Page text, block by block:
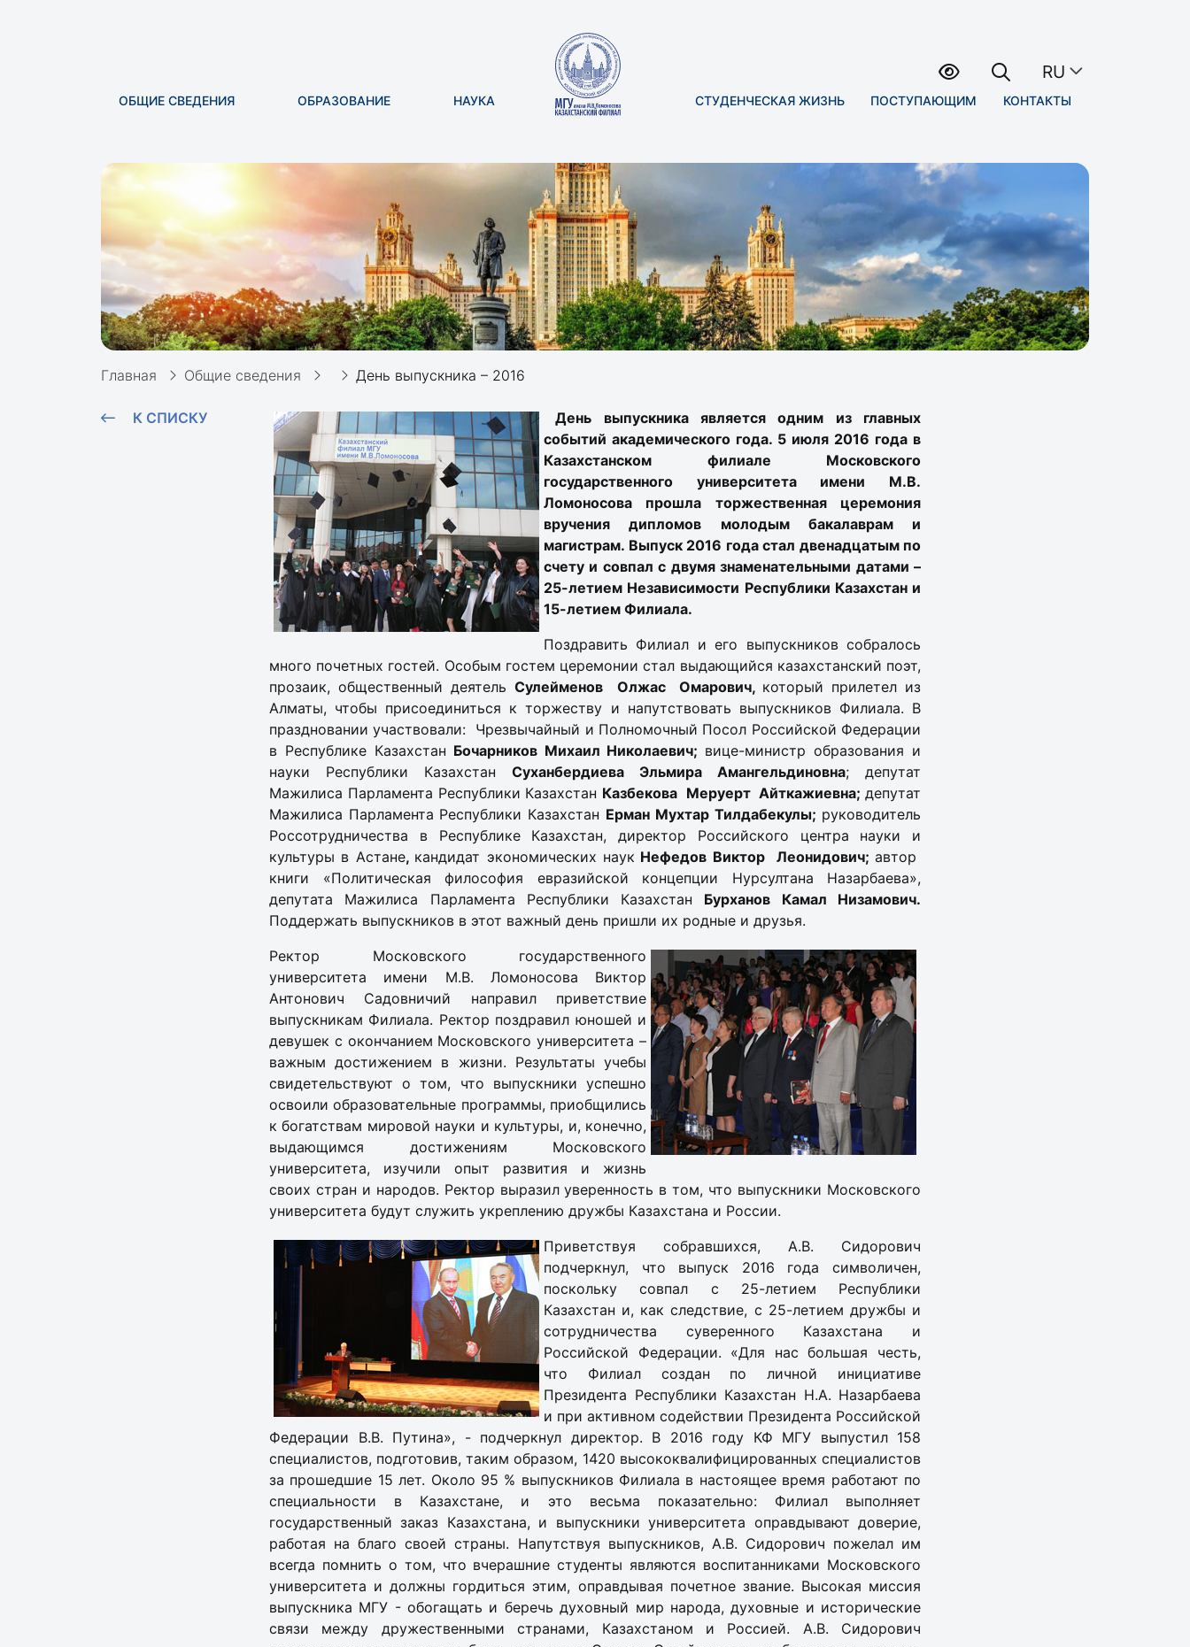
ОБЩИЕ СВЕДЕНИЯ ОБРАЗОВАНИЕ НАУКА СТУДЕНЧЕСКАЯ ЖИЗНЬ ПОСТУПАЮЩИМ КОНТАКТЫ
RU
Главная Общие сведения День выпускника – 2016
К СПИСКУ
День выпускника является одним из главных
событий академического года. 5 июля 2016 года в
Казахстанском филиале Московского
государственного университета имени М.В.
Ломоносова прошла торжественная церемония
вручения дипломов молодым бакалаврам и
магистрам. Выпуск 2016 года стал двенадцатым по
счету и совпал с двумя знаменательными датами –
25-летием Независимости Республики Казахстан и
15-летием Филиала.
Поздравить Филиал и его выпускников собралось
много почетных гостей. Особым гостем церемонии стал выдающийся казахстанский поэт,
прозаик, общественный деятель Сулейменов Олжас Омарович, который прилетел из
Алматы, чтобы присоединиться к торжеству и напутствовать выпускников Филиала. В
праздновании участвовали: Чрезвычайный и Полномочный Посол Российской Федерации
в Республике Казахстан Бочарников Михаил Николаевич; вице-министр образования и
науки Республики Казахстан Суханбердиева Эльмира Амангельдиновна; депутат
Мажилиса Парламента Республики Казахстан Казбекова МеруертАйткажиевна;депутат
Мажилиса Парламента Республики Казахстан Ерман Мухтар Тилдабекулы; руководитель
Россотрудничества в Республике Казахстан, директор Российского центра науки и
культуры в Астане, кандидат экономических наук Нефедов Виктор Леонидович;автор
книги «Политическая философия евразийской концепции Нурсултана Назарбаева»,
депутата Мажилиса Парламента Республики Казахстан Бурханов Камал Низамович.
Поддержать выпускников в этот важный день пришли их родные и друзья.
Ректор Московского государственного
университета имени М.В. Ломоносова Виктор
Антонович Садовничий направил приветствие
выпускникам Филиала. Ректор поздравил юношей и
девушек с окончанием Московского университета –
важным достижением в жизни. Результаты учебы
свидетельствуют о том, что выпускники успешно
освоили образовательные программы, приобщились
к богатствам мировой науки и культуры, и, конечно,
выдающимся достижениям Московского
университета, изучили опыт развития и жизнь
своих стран и народов. Ректор выразил уверенность в том, что выпускники Московского
университета будут служить укреплению дружбы Казахстана и России.
Приветствуя собравшихся, А.В. Сидорович
подчеркнул, что выпуск 2016 года символичен,
поскольку совпал с 25-летием Республики
Казахстан и, как следствие, с 25-летием дружбы и
сотрудничества суверенного Казахстана и
Российской Федерации. «Для нас большая честь,
что Филиал создан по личной инициативе
Президента Республики Казахстан Н.А. Назарбаева
и при активном содействии Президента Российской
Федерации В.В. Путина», - подчеркнул директор. В 2016 году КФ МГУ выпустил 158
специалистов, подготовив, таким образом, 1420 высококвалифицированных специалистов
за прошедшие 15 лет. Около 95 % выпускников Филиала в настоящее время работают по
специальности в Казахстане, и это весьма показательно: Филиал выполняет
государственный заказ Казахстана, и выпускники университета оправдывают доверие,
работая на благо своей страны. Напутствуя выпускников, А.В. Сидорович пожелал им
всегда помнить о том, что вчерашние студенты являются воспитанниками Московского
университета и должны гордиться этим, оправдывая почетное звание. Высокая миссия
выпускника МГУ - обогащать и беречь духовный мир народа, духовные и исторические
связи между дружественными странами, Казахстаном и Россией. А.В. Сидорович